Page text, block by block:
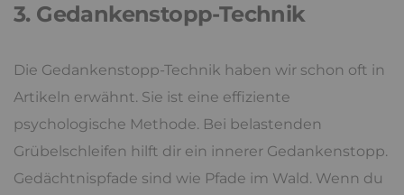
3. Gedankenstopp-Technik
Die Gedankenstopp-Technik haben wir schon oft in
Artikeln erwähnt. Sie ist eine effiziente
psychologische Methode. Bei belastenden
Grübelschleifen hilft dir ein innerer Gedankenstopp.
Gedächtnispfade sind wie Pfade im Wald. Wenn du